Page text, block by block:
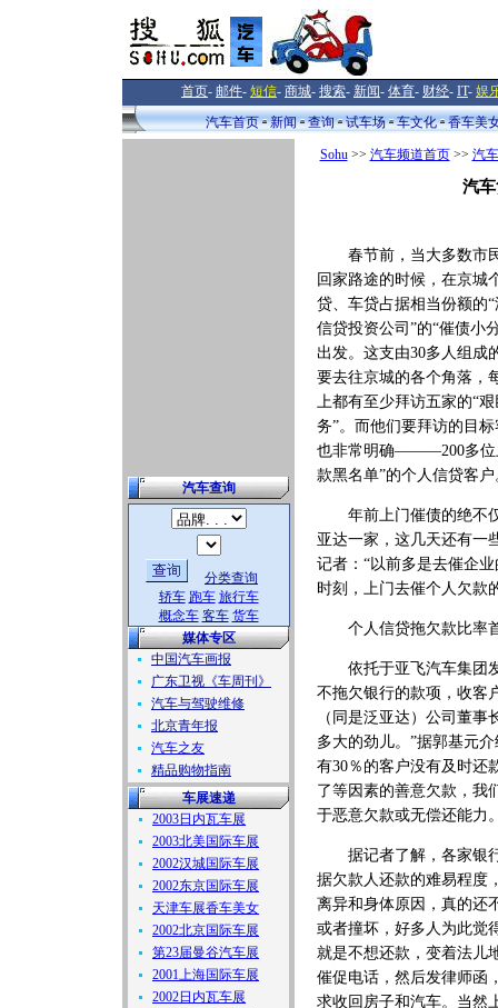
首页- 邮件- 短信- 商城- 搜索- 新闻- 体育- 财经- IT- 娱
汽车首页
新闻 查询 试车场 车文化 香车美
汽车查询
分类查询
轿车 跑车 旅行车
概念车 客车 货车
媒体专区
中国汽车画报
广东卫视《车周刊》
汽车与驾驶维修
北京青年报
汽车之友
精品购物指南
车展速递
2003日内瓦车展
2003北美国际车展
2002汉城国际车展
2002东京国际车展
天津车展香车美女
2002北京国际车展
第23届曼谷汽车展
2001上海国际车展
2002日内瓦车展
Sohu>> 汽车频道首页>> 汽
汽
春节前，当大多数市
回家路途的时候，在京城
贷、车贷占据相当份额的
信贷投资公司”的“催债小
出发。这支由30多人组成
要去往京城的各个角落，
上都有至少拜访五家的“艰
务”。而他们要拜访的目
也非常明确———200多位
款黑名单”的个人信贷客户
年前上门催债的绝不
亚达一家，这几天还有一
记者：“以前多是去催企
时刻，上门去催个人欠款
个人信贷拖欠款比率
依托于亚飞汽车集团发
不拖欠银行的款项，收客
（同是泛亚达）公司董
多大的劲儿。”据郭基元
有30％的客户没有及时还
了等因素的善意欠款，我
于恶意欠款或无偿还能力
据记者了解，各家银行
据欠款人还款的难易程度
离异和身体原因，真的还
或者撞坏，好多人为此觉
就是不想还款，变着法儿
催促电话，然后发律师函
求收回房子和汽车。当然